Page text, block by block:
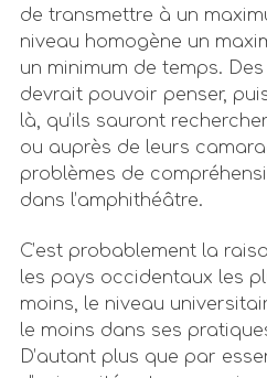
de transmettre à un
niveau homogène un
un minimum de temps.
devrait pouvoir penser,
là, qu’ils sauront
ou auprès de leurs
problèmes de
dans l’amphithéâtre.
C’est probablement la
les pays occidentaux les
moins, le niveau
le moins dans ses
D’autant plus que par